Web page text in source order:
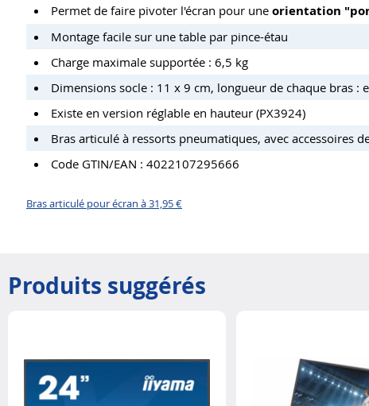
Permet de faire pivoter l'écran pour une orientation
Montage facile sur une table par pince-étau
Charge maximale supportée : 6,5 kg
Dimensions socle : 11 x 9 cm, longueur de chaque bras :
Existe en version réglable en hauteur (PX3924)
Bras articulé à ressorts pneumatiques, avec accessoires
Code GTIN/EAN : 4022107295666
Bras articulé pour écran à 31,95 €
Produits suggérés